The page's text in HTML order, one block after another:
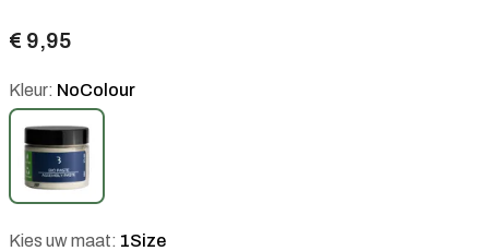
€ 9,95
Kleur: NoColour
Kies uw maat: 1Size